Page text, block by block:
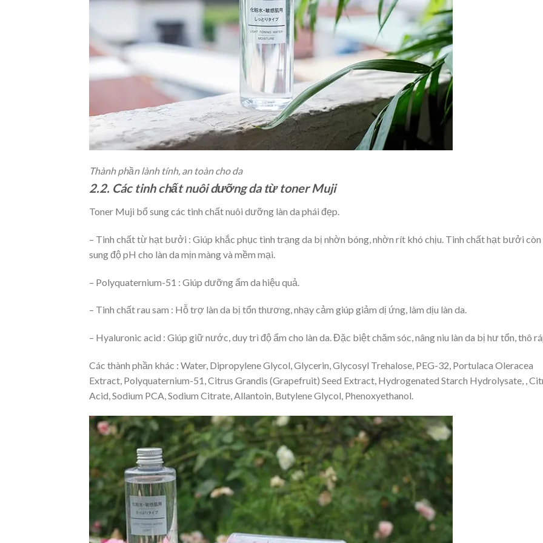
Thành phần lành tính, an toàn cho da
2.2. Các tinh chất nuôi dưỡng da từ toner Muji
Toner Muji bổ sung các tinh chất nuôi dưỡng làn da phái đẹp.
– Tinh chất từ hạt bưởi : Giúp khắc phục tình trạng da bị nhờn bóng, nhờn rít khó chịu. Tinh chất hạt bưởi
sung độ pH cho làn da mịn màng và mềm mại.
– Polyquaternium-51 : Giúp dưỡng ẩm da hiệu quả.
– Tinh chất rau sam : Hỗ trợ làn da bị tổn thương, nhạy cảm giúp giảm dị ứng, làm dịu làn da.
– Hyaluronic acid : Giúp giữ nước, duy trì độ ẩm cho làn da. Đặc biệt chăm sóc, nâng niu làn da bị hư tổn, thô
Các thành phần khác : Water, Dipropylene Glycol, Glycerin, Glycosyl Trehalose, PEG-32, Portulaca Oleracea
Extract, Polyquaternium-51, Citrus Grandis (Grapefruit) Seed Extract, Hydrogenated Starch Hydrolysate, ,
Acid, Sodium PCA, Sodium Citrate, Allantoin, Butylene Glycol, Phenoxyethanol.